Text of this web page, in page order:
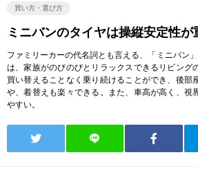
買い方・選び方
ミニバンのタイヤは操縦安定性が
ファミリーカーの代名詞とも言える、「ミニバン
は、家族がのびのびとリラックスできるリビング
買い替えることなく乗り続けることができ、後部
や、着替えも楽々できる。また、車高が高く、視
やすい。